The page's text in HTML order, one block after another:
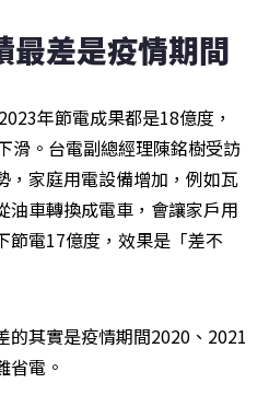
最差是疫情期間
年節電成果都是18億度，
滑。台電副總經理陳銘樹受訪
，家庭用電設備增加，例如瓦
油車轉換成電車，會讓家戶用
節電17億度，效果是「差不
的其實是疫情期間2020、2021
省電。